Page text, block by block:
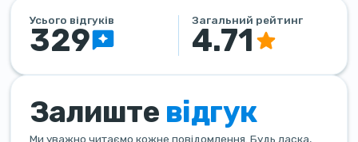
Усього відгуків
329
Загальний рейтинг
4.71
Залиште відгук
Ми уважно читаємо кожне повідомлення. Будь ласка,